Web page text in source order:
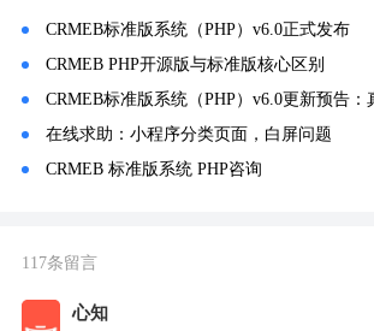
CRMEB标准版系统（PHP）v6.0正式发布
CRMEB PHP开源版与标准版核心区别
CRMEB标准版系统（PHP）v6.0更新预告：真香预警！让商城主题
在线求助：小程序分类页面，白屏问题
CRMEB 标准版系统 PHP咨询
117条留言
心知